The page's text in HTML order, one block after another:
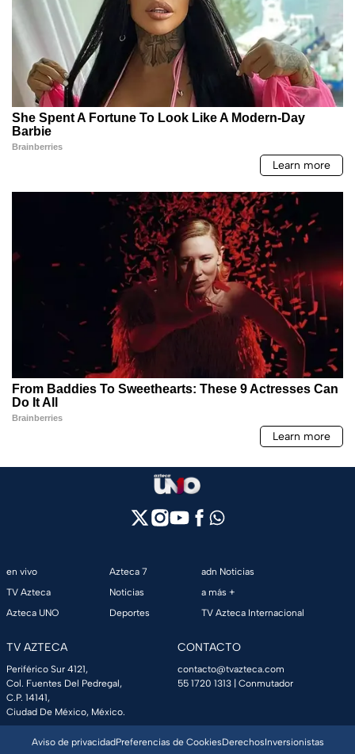
en vivo
TV Azteca
Azteca UNO
Azteca 7
Noticias
Deportes
adn Noticias
a más +
TV Azteca Internacional
TV AZTECA
Periférico Sur 4121,
Col. Fuentes Del Pedregal,
C.P. 14141,
Ciudad De México, México.
CONTACTO
contacto@tvazteca.com
55 1720 1313 | Conmutador
Aviso de privacidadPreferencias de CookiesDerechosInversionistas